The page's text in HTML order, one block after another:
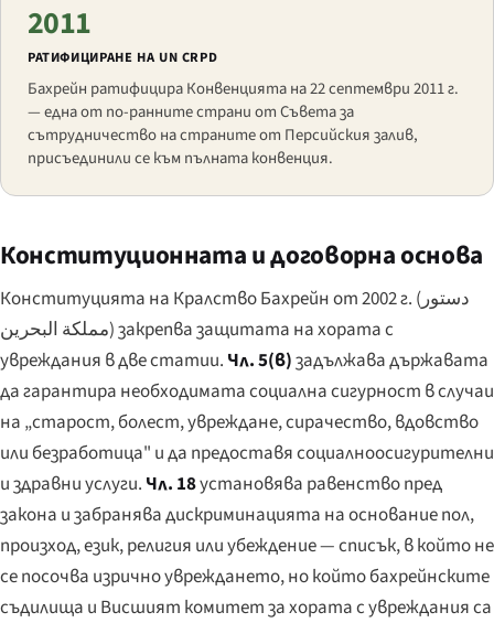
2011
РАТИФИЦИРАНЕ НА UN CRPD
Бахрейн ратифицира Конвенцията на 22 септември 2011 г.
— една от по-ранните страни от Съвета за
сътрудничество на страните от Персийския залив,
присъединили се към пълната конвенция.
Конституционната и договорна основа
Конституцията на Кралство Бахрейн от 2002 г. (دستور
مملكة البحرين) закрепва защитата на хората с
увреждания в две статии. Чл. 5(в)задължава държавата
да гарантира необходимата социална сигурност в случаи
на „старост, болест, увреждане, сирачество, вдовство
или безработица" и да предоставя социалноосигурителни
и здравни услуги. Чл. 18установява равенство пред
закона и забранява дискриминацията на основание пол,
произход, език, религия или убеждение — списък, в който не
се посочва изрично увреждането, но който бахрейнските
съдилища и Висшият комитет за хората с увреждания са